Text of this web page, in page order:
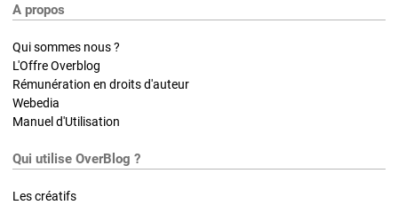
A propos
Qui sommes nous ?
L'Offre Overblog
Rémunération en droits d'auteur
Webedia
Manuel d'Utilisation
Qui utilise OverBlog ?
Les créatifs